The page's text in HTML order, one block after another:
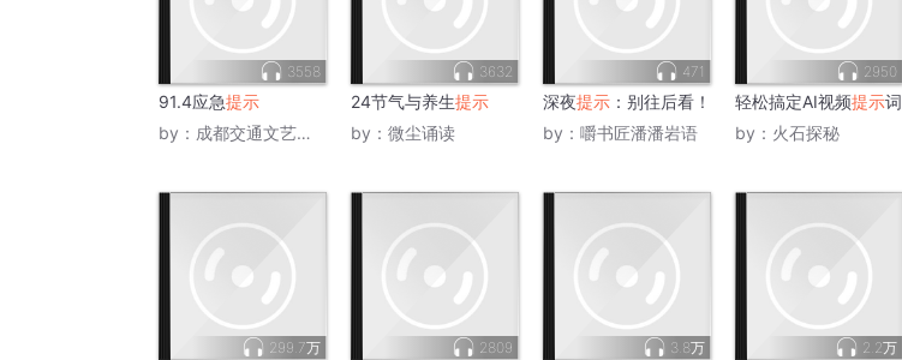
3558
91.4应急提示
by： 成都交通文艺广播
3632
24节气与养生提示
by： 微尘诵读
471
深夜提示 ：别往后看！
by： 嚼书匠潘潘岩语
2950
轻松搞定AI视频提示词
by： 火石探秘
299.7万 2809 3.8万 2.2万